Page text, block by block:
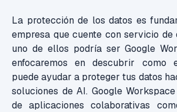
La protección de los datos es
empresa que cuente con servicio de
uno de ellos podría ser Google
enfocaremos en descubrir como
puede ayudar a proteger tus datos
soluciones de AI. Google
de aplicaciones colaborativas